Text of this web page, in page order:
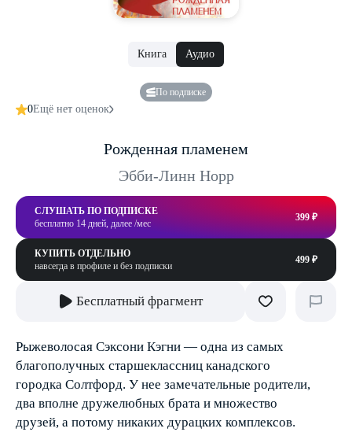
Книга Аудио
По подписке
0Ещё нет оценок
Рожденная пламенем
Эбби-Линн Норр
СЛУШАТЬ ПО ПОДПИСКЕ
бесплатно 14 дней, далее /мес
399 ₽
КУПИТЬ ОТДЕЛЬНО
навсегда в профиле и без подписки
499 ₽
Бесплатный фрагмент
Рыжеволосая Сэксони Кэгни — одна из самых
благополучных старшеклассниц канадского
городка Солтфорд. У нее замечательные родители,
два вполне дружелюбных брата и множество
друзей, а потому никаких дурацких комплексов.